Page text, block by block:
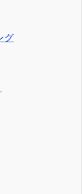
グ